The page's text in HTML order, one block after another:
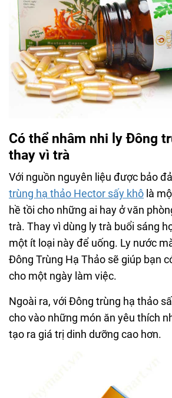
Có thể nhâm nhi ly Đông
thay vì trà
Với nguồn nguyên liệu được bảo
trùng hạ thảo Hector sấy khô là
hề tồi cho những ai hay ở văn
trà. Thay vì dùng ly trà buổi sáng
một ít loại này để uống. Ly nước
Đông Trùng Hạ Thảo sẽ giúp bạn
cho một ngày làm việc.
Ngoài ra, với Đông trùng hạ thảo
cho vào những món ăn yêu thích
tạo ra giá trị dinh dưỡng cao hơn.